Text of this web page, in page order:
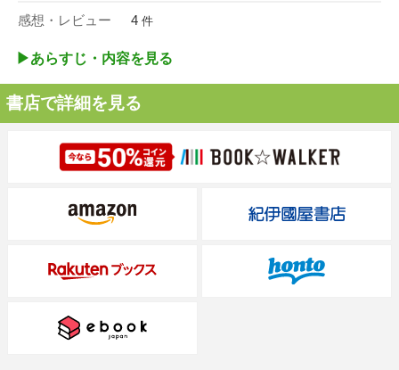
感想・レビュー 4 件
▶︎あらすじ・内容を見る
書店で詳細を見る